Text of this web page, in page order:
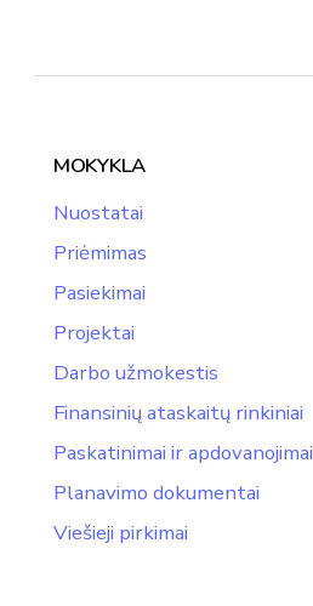
MOKYKLA
Nuostatai
Priėmimas
Pasiekimai
Projektai
Darbo užmokestis
Finansinių ataskaitų rinkiniai
Paskatinimai ir apdovanojimai
Planavimo dokumentai
Viešieji pirkimai